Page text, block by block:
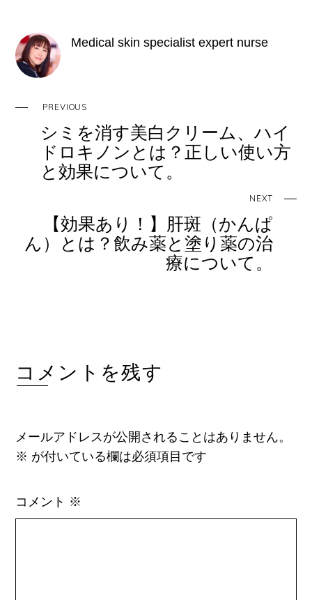
b
o
o
k
a
st
Medical skin specialist expert nurse
PREVIOUS
シミを消す美白クリーム、ハイ
ドロキノンとは？正しい使い方
と効果について。
NEXT
【効果あり！】肝斑（かんぱ
ん）とは？飲み薬と塗り薬の治
療について。
コメントを残す
メールアドレスが公開されることはありません。
※ が付いている欄は必須項目です
コメント ※